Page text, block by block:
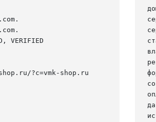
VERIFIED
?c=vmk-shop.ru